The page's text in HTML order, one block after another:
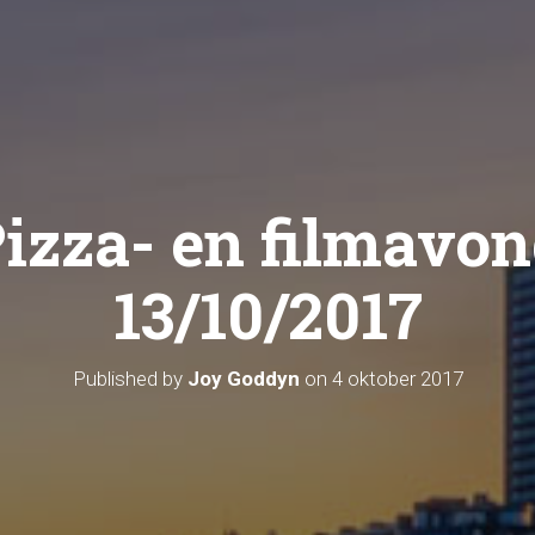
en
13/10/2017
Published by Joy Goddyn on 4 oktober 2017